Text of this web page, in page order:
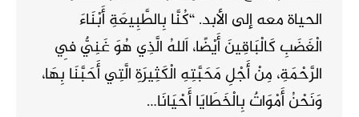
الحياة معه إلى الأبد. “كُنَّا بِالطَّبِيعَةِ أَبْنَاءَ
الْغَضَبِ كَالْبَاقِينَ أَيْضًا، اَللهُ الَّذِي هُوَ غَنِيٌّ فِي
الرَّحْمَةِ، مِنْ أَجْلِ مَحَبَّتِهِ الْكَثِيرَةِ الَّتِي أَحَبَّنَا بِهَا،
وَنَحْنُ أَمْوَاتٌ بِالْخَطَايَا أَحْيَانَا…